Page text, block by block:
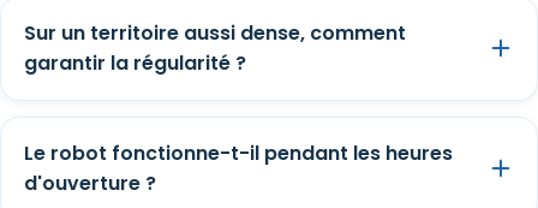
Sur un territoire aussi dense, comment
garantir la régularité ?
Le robot fonctionne-t-il pendant les heures
d'ouverture ?